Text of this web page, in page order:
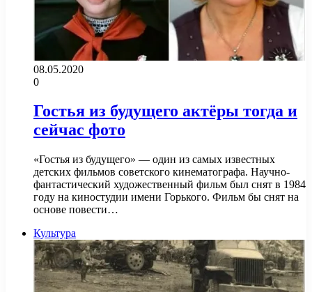
08.05.2020
0
Гостья из будущего актёры тогда и
сейчас фото
«Гостья из будущего» — один из самых известных
детских фильмов советского кинематографа. Научно-
фантастический художественный фильм был снят в 1984
году на киностудии имени Горького. Фильм бы снят на
основе повести…
Культура